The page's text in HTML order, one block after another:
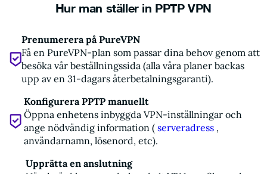
Hur man ställer in PPTP VPN
Prenumerera på PureVPN
Få en PureVPN-plan som passar dina behov genom att
besöka vår beställningssida (alla våra planer backas
upp av en 31-dagars återbetalningsgaranti).
Konfigurera PPTP manuellt
Öppna enhetens inbyggda VPN-inställningar och
ange nödvändig information ( serveradress,
användarnamn, lösenord, etc).
Upprätta en anslutning